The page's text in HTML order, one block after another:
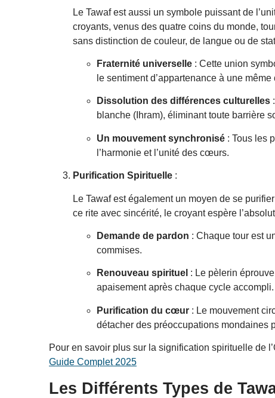
Le Tawaf est aussi un symbole puissant de
croyants, venus des quatre coins du monde,
sans distinction de couleur, de langue ou de
Fraternité universelle : Cette union
le sentiment d’appartenance à une même
Dissolution des différences culturelles
blanche (Ihram), éliminant toute barrière
Un mouvement synchronisé : Tous les
l’harmonie et l’unité des cœurs.
Purification Spirituelle :
Le Tawaf est également un moyen de se
ce rite avec sincérité, le croyant espère
Demande de pardon : Chaque tour est
commises.
Renouveau spirituel : Le pèlerin
apaisement après chaque cycle accompli.
Purification du cœur : Le mouvement
détacher des préoccupations mondaines
Pour en savoir plus sur la signification spirituelle de
Guide Complet 2025
Les Différents Types de